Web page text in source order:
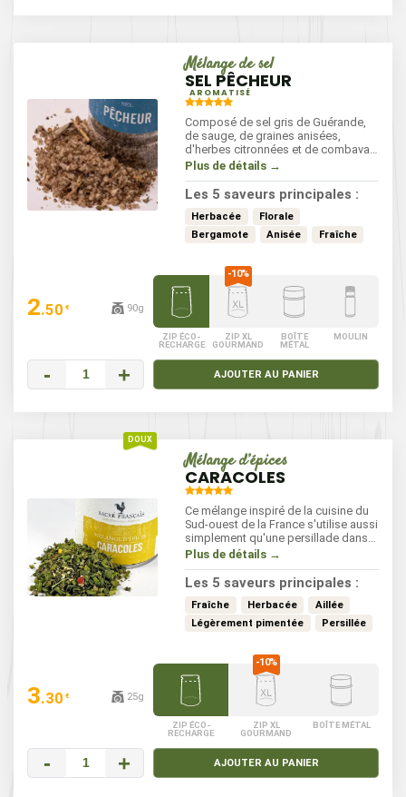
Mélange de sel
SEL PÊCHEUR
AROMATISÉ
Composé de sel gris de Guérande,
de sauge, de graines anisées,
d'herbes citronnées et de combava,
notre sel Pêcheur est à utiliser en fin
Plus de détails →
Les 5 saveurs principales :
Herbacée
Florale
Bergamote
Anisée Fraîche
2.50 € 90g
ZIP ÉCO-
RECHARGE
ZIP XL
GOURMAND
BOÎTE
MÉTAL
MOULIN
- + AJOUTER AU PANIER
Mélange d’épices
CARACOLES
Ce mélange inspiré de la cuisine du
Sud-ouest de la France s'utilise aussi
simplement qu'une persillade dans
vos recettes. Il ajoutera des saveurs
aillées légèrement pimentées à vos
Plus de détails →
Les 5 saveurs principales :
Fraîche Herbacée
Aillée
Légèrement pimentée
Persillée
3.30 € 25g
ZIP ÉCO-
RECHARGE
ZIP XL
GOURMAND
BOÎTE MÉTAL
- + AJOUTER AU PANIER